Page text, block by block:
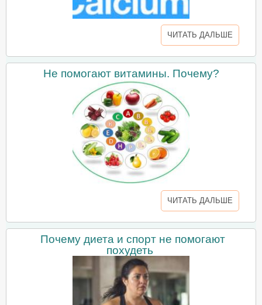
ЧИТАТЬ ДАЛЬШЕ
Не помогают витамины. Почему?
ЧИТАТЬ ДАЛЬШЕ
Почему диета и спорт не помогают
похудеть